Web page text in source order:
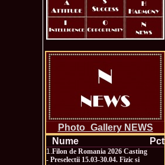
Photo_Gallery NEWS
Nume
Pct
1.Filon de Romania 2026 Casting
- Preselectii 15.03-30.04. Fizic si